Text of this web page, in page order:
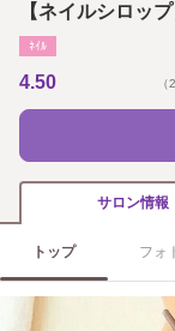
【ネイルシロップ
ﾈｲﾙ
4.50 （
サロン情報
トップ フォ